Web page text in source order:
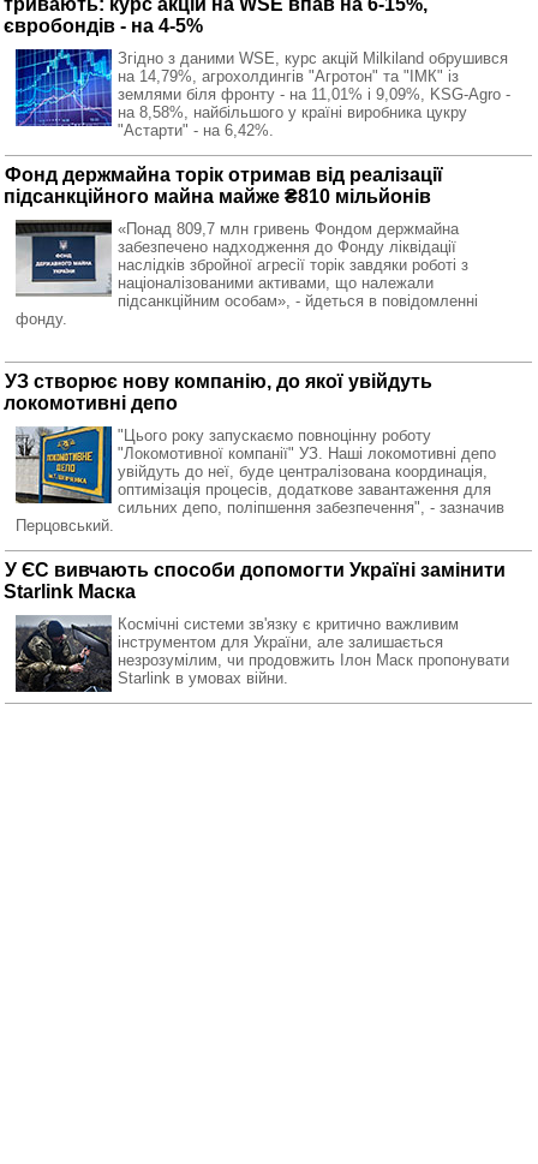
тривають: курс акцій на WSE впав на 6-15%,
євробондів - на 4-5%
Згідно з даними WSE, курс акцій Milkiland обрушився
на 14,79%, агрохолдингів "Агротон" та "ІМК" із
землями біля фронту - на 11,01% і 9,09%, KSG-Agro -
на 8,58%, найбільшого у країні виробника цукру
"Астарти" - на 6,42%.
Фонд держмайна торік отримав від реалізації
підсанкційного майна майже ₴810 мільйонів
«Понад 809,7 млн гривень Фондом держмайна
забезпечено надходження до Фонду ліквідації
наслідків збройної агресії торік завдяки роботі з
націоналізованими активами, що належали
підсанкційним особам», - йдеться в повідомленні
фонду.
УЗ створює нову компанію, до якої увійдуть
локомотивні депо
"Цього року запускаємо повноцінну роботу
"Локомотивної компанії" УЗ. Наші локомотивні депо
увійдуть до неї, буде централізована координація,
оптимізація процесів, додаткове завантаження для
сильних депо, поліпшення забезпечення", - зазначив
Перцовський.
У ЄС вивчають способи допомогти Україні замінити
Starlink Маска
Космічні системи зв'язку є критично важливим
інструментом для України, але залишається
незрозумілим, чи продовжить Ілон Маск пропонувати
Starlink в умовах війни.